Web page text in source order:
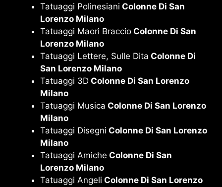
Tatuaggi Polinesiani Colonne Di San
Lorenzo Milano
Tatuaggi Maori Braccio Colonne Di San
Lorenzo Milano
Tatuaggi Lettere, Sulle Dita Colonne Di
San Lorenzo Milano
Tatuaggi 3D Colonne Di San Lorenzo
Milano
Tatuaggi Musica Colonne Di San Lorenzo
Milano
Tatuaggi Disegni Colonne Di San Lorenzo
Milano
Tatuaggi Amiche Colonne Di San
Lorenzo Milano
Tatuaggi Angeli Colonne Di San Lorenzo